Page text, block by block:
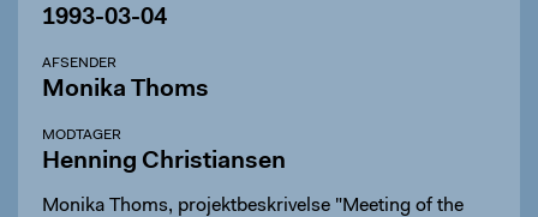
1993-03-04
AFSENDER
Monika Thoms
MODTAGER
Henning Christiansen
Monika Thoms, projektbeskrivelse "Meeting of the